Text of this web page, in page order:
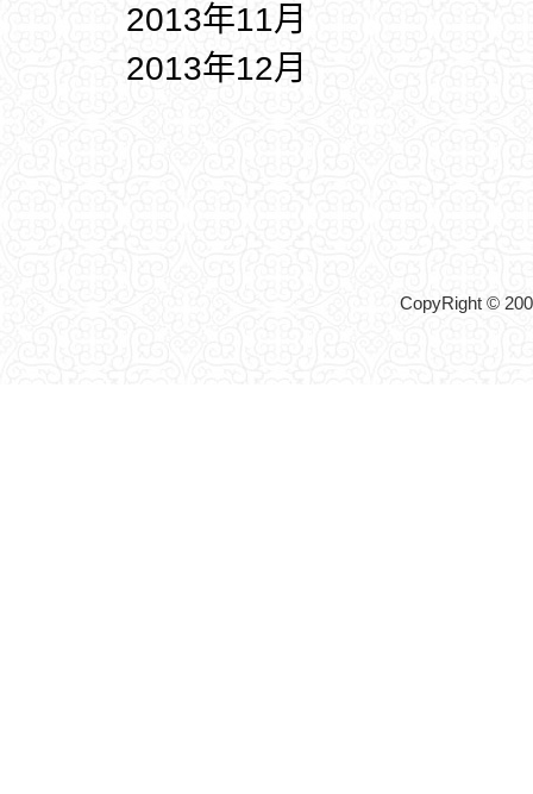
2013年11月
2013年12月
CopyRight ©